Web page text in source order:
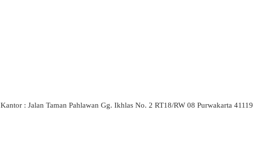
Kantor : Jalan Taman Pahlawan Gg. Ikhlas No. 2 RT18/RW 08 Purwakarta 41119